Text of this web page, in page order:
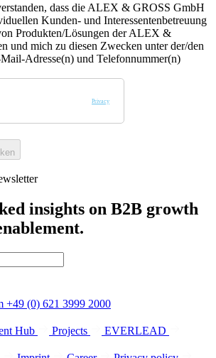
dass die ALEX & GROSS GmbH
Kunden- und Interessentenbetreuung
Produkten/Lösungen der ALEX &
und mich zu diesen Zwecken unter der/den
Adresse(n) und Telefonnummer(n)
insights on B2B growth
+49 (0) 621 3999 2000
Hub Projects
EVERLEAD